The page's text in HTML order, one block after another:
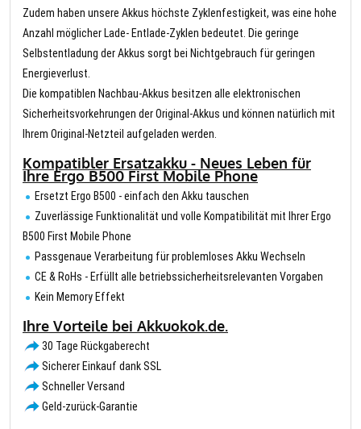
Zudem haben unsere Akkus höchste Zyklenfestigkeit, was eine hohe
Anzahl möglicher Lade- Entlade-Zyklen bedeutet. Die geringe
Selbstentladung der Akkus sorgt bei Nichtgebrauch für geringen
Energieverlust.
Die kompatiblen Nachbau-Akkus besitzen alle elektronischen
Sicherheitsvorkehrungen der Original-Akkus und können natürlich mit
Ihrem Original-Netzteil aufgeladen werden.
Kompatibler Ersatzakku - Neues Leben für
Ihre Ergo B500 First Mobile Phone
Ersetzt Ergo B500 - einfach den Akku tauschen
Zuverlässige Funktionalität und volle Kompatibilität mit Ihrer Ergo
B500 First Mobile Phone
Passgenaue Verarbeitung für problemloses Akku Wechseln
CE & RoHs - Erfüllt alle betriebssicherheitsrelevanten Vorgaben
Kein Memory Effekt
Ihre Vorteile bei Akkuokok.de.
30 Tage Rückgaberecht
Sicherer Einkauf dank SSL
Schneller Versand
Geld-zurück-Garantie